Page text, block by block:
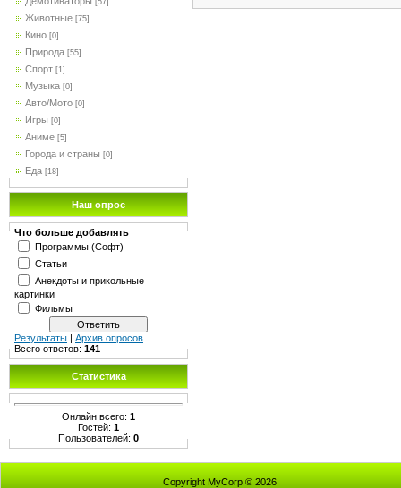
[57]
Животные [75]
Кино [0]
Природа [55]
Спорт [1]
Музыка [0]
Авто/Мото [0]
Игры [0]
Аниме [5]
Города и страны [0]
Еда [18]
Наш опрос
Что больше добавлять
Программы (Софт)
Статьи
Анекдоты и прикольные
картинки
Фильмы
Результаты | Архив опросов
Всего ответов: 141
Статистика
Онлайн всего: 1
Гостей: 1
Пользователей: 0
Copyright MyCorp © 2026